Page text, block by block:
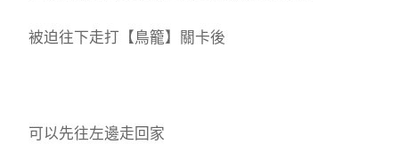
被迫往下走打【鳥籠】關卡後
可以先往左邊走回家